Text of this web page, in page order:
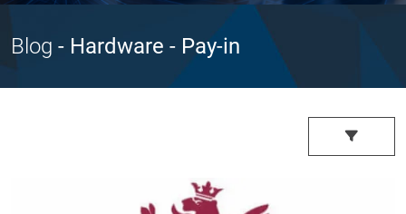
Blog - Hardware - Pay-in